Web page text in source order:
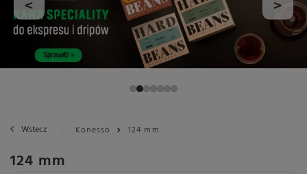
< >
Wstecz Konesso 124 mm
124 mm